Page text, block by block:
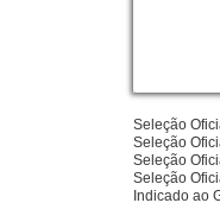
Seleção
Seleção
Seleção
Seleção
Indicado ao